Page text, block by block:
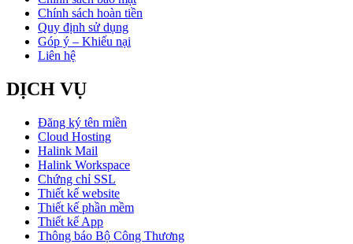
Chính sách hoàn tiền
Quy định sử dụng
Góp ý – Khiếu nại
Liên hệ
DỊCH VỤ
Đăng ký tên miền
Cloud Hosting
Halink Mail
Halink Workspace
Chứng chỉ SSL
Thiết kế website
Thiết kế phần mềm
Thiết kế App
Thông báo Bộ Công Thương